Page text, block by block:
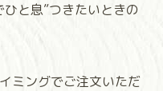
ひと息”つきたいときの
ミングでご注文いただ